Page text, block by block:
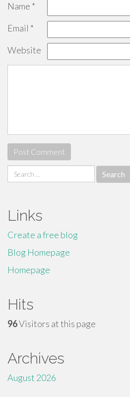
Name *
Email *
Website
Search
for:
Links
Create a free blog
Blog Homepage
Homepage
Hits
96Visitors at this page
Archives
August 2026